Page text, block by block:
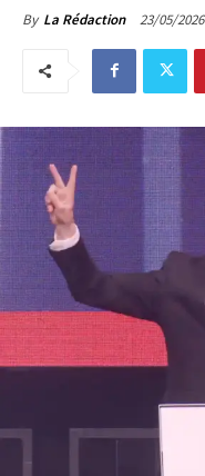
By La Rédaction 23/05/2026